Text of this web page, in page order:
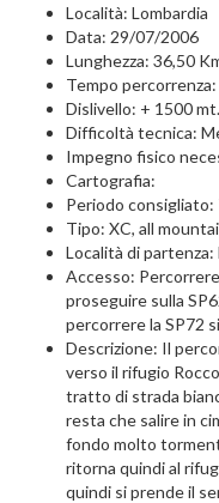
Località: Lombardia
Data: 29/07/2006
Lunghezza: 36,50
Tempo percorrenza:
Dislivello: + 1500
Difficoltà tecnica:
Impegno fisico
Cartografia:
Periodo consigliato:
Tipo: XC, all
Località di partenza:
Accesso:
proseguire sulla
percorrere la SP72
Descrizione: Il
verso il rifugio
tratto di strada
resta che salire in
fondo molto
ritorna quindi al
quindi si prende il